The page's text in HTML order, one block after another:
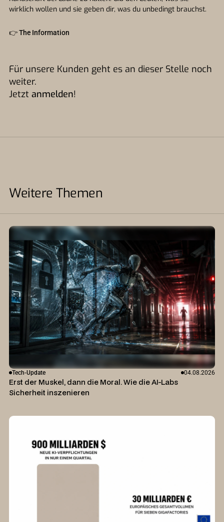
wirklich wollen und sie geben dir, was du unbedingt brauchst.
👉The Information
Für unsere Kunden geht es an dieser Stelle noch
weiter.
Jetzt anmelden!
Weitere Themen
Tech-Update 04.08.2026
Erst der Muskel, dann die Moral. Wie die AI-Labs
Sicherheit inszenieren